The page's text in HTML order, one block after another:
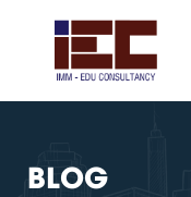
BLOG